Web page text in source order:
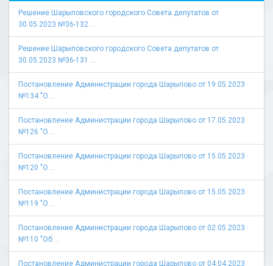
Решение Шарыповского городского Совета депутатов от
30.05.2023 №36-132 ...
Решение Шарыповского городского Совета депутатов от
30.05.2023 №36-131 ...
Постановление Администрации города Шарыпово от 19.05.2023
№134 "О ...
Постановление Администрации города Шарыпово от 17.05.2023
№126 "О ...
Постановление Администрации города Шарыпово от 15.05.2023
№120 "О ...
Постановление Администрации города Шарыпово от 15.05.2023
№119 "О ...
Постановление Администрации города Шарыпово от 02.05.2023
№110 "Об ...
Постановление Администрации города Шарыпово от 04.04.2023